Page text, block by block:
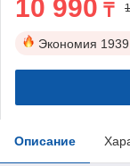
10 990 ₸
Экономия
Описание